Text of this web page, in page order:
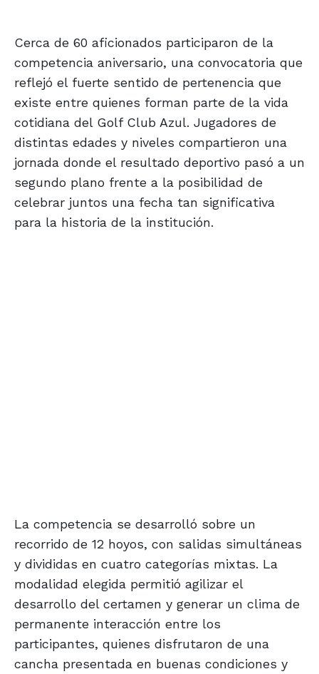
Cerca de 60 aficionados participaron de la
competencia aniversario, una convocatoria que
reflejó el fuerte sentido de pertenencia que
existe entre quienes forman parte de la vida
cotidiana del Golf Club Azul. Jugadores de
distintas edades y niveles compartieron una
jornada donde el resultado deportivo pasó a un
segundo plano frente a la posibilidad de
celebrar juntos una fecha tan significativa
para la historia de la institución.
La competencia se desarrolló sobre un
recorrido de 12 hoyos, con salidas simultáneas
y divididas en cuatro categorías mixtas. La
modalidad elegida permitió agilizar el
desarrollo del certamen y generar un clima de
permanente interacción entre los
participantes, quienes disfrutaron de una
cancha presentada en buenas condiciones y